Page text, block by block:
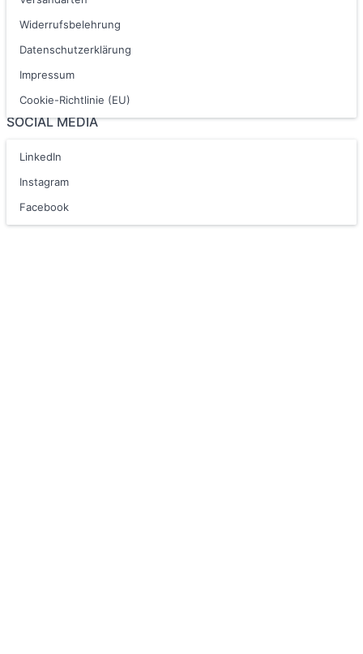
Widerrufsbelehrung
Datenschutzerklärung
Impressum
Cookie-Richtlinie (EU)
SOCIAL MEDIA
LinkedIn
Instagram
Facebook